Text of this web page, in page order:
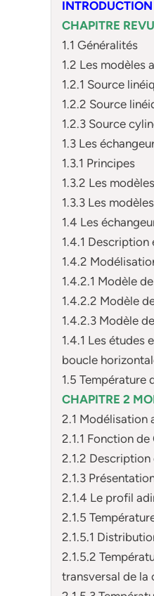
INTRODUCTION
CHAPITRE
1.1 Généralités
1.2 Les modèles
1.2.1 Source
1.2.2 Source
1.2.3 Source
1.3 Les
1.3.1 Principes
1.3.2 Les
1.3.3 Les
1.4 Les
1.4.1
1.4.2
1.4.2.1 Modèle
1.4.2.2 Modèle
1.4.2.3 Modèle
1.4.1 Les études
boucle
1.5 Température
CHAPITRE 2
2.1 Modélisation
2.1.1 Fonction de
2.1.2
2.1.3
2.1.4 Le profil
2.1.5
2.1.5.1
2.1.5.2
transversal de la